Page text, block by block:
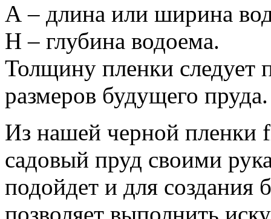
А – длина или ширина
H – глубина водоема.
Толщину пленки следует
размеров будущего пруда.
Из нашей черной пленки
садовый пруд своими
подойдет и для создания
позволяет выполнить